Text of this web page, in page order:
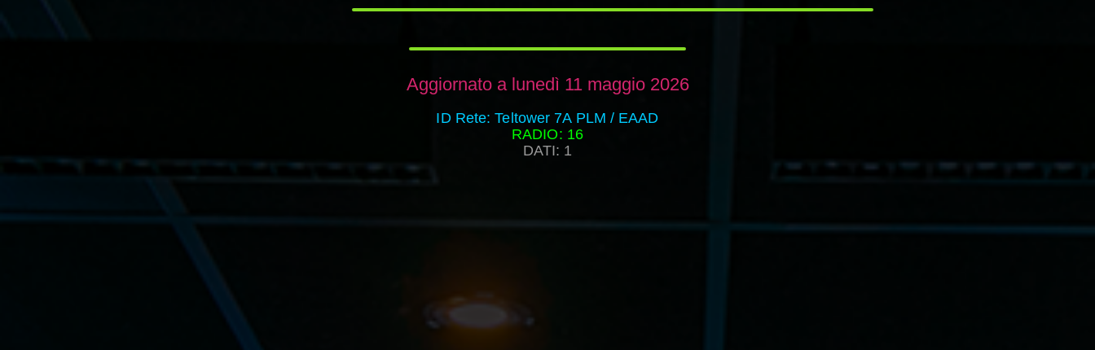
Aggiornato a lunedì 11 maggio 2026
ID Rete: Teltower 7A PLM / EAAD
RADIO: 16
DATI: 1